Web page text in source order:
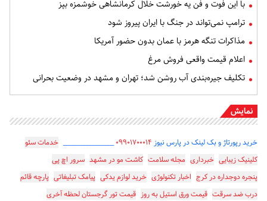
با این فوت و فن یه خورشت خلال کرمانشاهی خوشمزه بپز
ترامپ نمی‌تواند در جنگ با ایران پیروز شود
مذاکرات تنگه هرمز با عمان بدون حضور آمریکا
اعلام قیمت واقعی فروش مرغ
تکلیف جیره‌بندی آب روشن شد؛ تهران و مشهد در وضعیت بحرانی
نمایش
خرید رپورتاژ و بک لینک در پارس نیوز ۰۹۹۰۱۷۰۰۰۱۴_________________ خدمات سئو
کلینیک زیبایی خبرداری مجله سلامت کاشت مو در مشهد سرور اچ پی
پنجره دوجداره در کرج اخبار تکنولوژی خرید لوازم یدکی پیامک تبلیغاتی پارچه قائم
درب ضد سرقت قیمت ورق استیل به روز قیمت تور گرجستان لحظه آخری